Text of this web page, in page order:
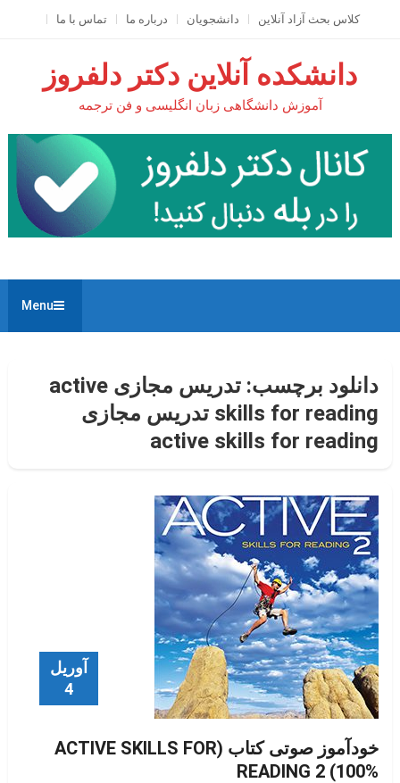
کلاس بحث آزاد آنلاين دانشجویان درباره ما تماس با ما
دانشکده آنلاین دکتر دلفروز
آموزش دانشگاهی زبان انگلیسی و فن ترجمه
Menu
دانلود برچسب:
تدریس مجازی active
skills for reading تدریس مجازی
active skills for reading
آوریل
4
خودآموز صوتی کتاب (ACTIVE SKILLS FOR
READING 2 (100%